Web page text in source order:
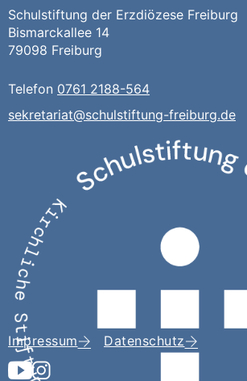
Schulstiftung der Erzdiözese Freiburg
Bismarckallee 14
79098 Freiburg
Telefon 0761 2188-564
sekretariat@schulstiftung-freiburg.de
Impressum Datenschutz